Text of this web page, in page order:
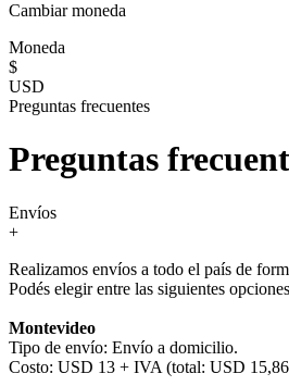
Cambiar moneda
Moneda
$
USD
Preguntas frecuentes
Preguntas
Envíos
+
Realizamos envíos a todo el país de
Podés elegir entre las siguientes
Montevideo
Tipo de envío: Envío a domicilio.
Costo: USD 13 + IVA (total: USD